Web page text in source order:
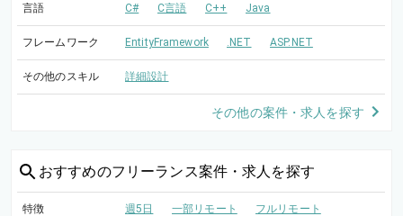
言語 C# C言語 C++ Java
フレームワーク EntityFramework .NET ASP.NET
その他のスキル 詳細設計
その他の案件・求人を探す
おすすめのフリーランス案件・求人を探す
特徴 週5日 一部リモート フルリモート